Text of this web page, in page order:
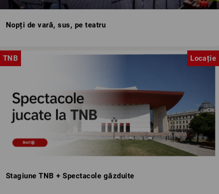
Nopți de vară, sus, pe teatru
TNB Locație
Stagiune TNB + Spectacole găzduite